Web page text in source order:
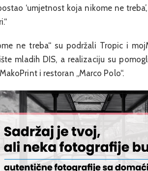
‘umjetnost koja nikome ne
ne treba“ su podržali Tropic i
mladih DIS, a realizaciju su
i restoran „Marco Polo“.